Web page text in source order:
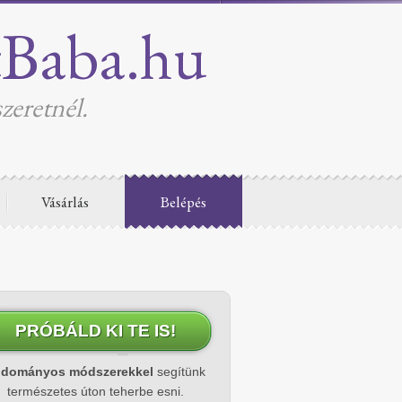
Vásárlás Belépés
PRÓBÁLD KI TE IS!
módszerekkel segítünk
természetes úton teherbe esni.